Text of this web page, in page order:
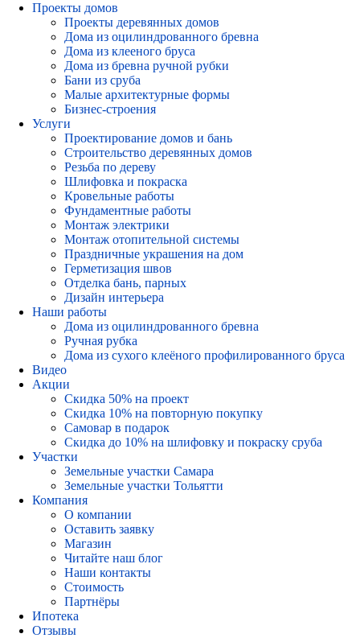
Проекты домов
Проекты деревянных домов
Дома из оцилиндрованного бревна
Дома из клееного бруса
Дома из бревна ручной рубки
Бани из сруба
Малые архитектурные формы
Бизнес-строения
Услуги
Проектирование домов и бань
Строительство деревянных домов
Резьба по дереву
Шлифовка и покраска
Кровельные работы
Фундаментные работы
Монтаж электрики
Монтаж отопительной системы
Праздничные украшения на дом
Герметизация швов
Отделка бань, парных
Дизайн интерьера
Наши работы
Дома из оцилиндрованного бревна
Ручная рубка
Дома из сухого клеёного профилированного бруса
Видео
Акции
Скидка 50% на проект
Скидка 10% на повторную покупку
Самовар в подарок
Скидка до 10% на шлифовку и покраску сруба
Участки
Земельные участки Самара
Земельные участки Тольятти
Компания
О компании
Оставить заявку
Магазин
Читайте наш блог
Наши контакты
Стоимость
Партнёры
Ипотека
Отзывы